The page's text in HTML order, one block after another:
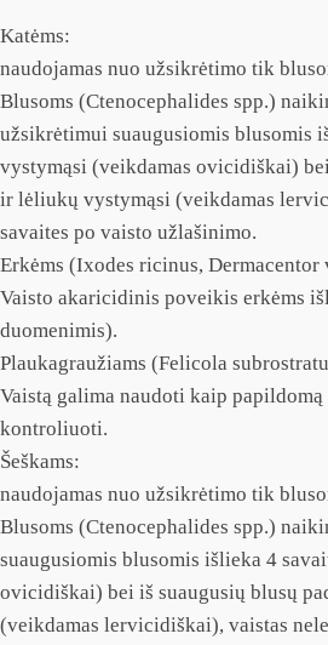
Katėms:
naudojamas nuo užsikrėtimo tik
Blusoms (Ctenocephalides spp.)
užsikrėtimui suaugusiomis blusomis
vystymąsi (veikdamas ovicidiškai)
ir lėliukų vystymąsi (veikdamas
savaites po vaisto užlašinimo.
Erkėms (Ixodes ricinus,
Vaisto akaricidinis poveikis erkėms
duomenimis).
Plaukagraužiams (Felicola
Vaistą galima naudoti kaip
kontroliuoti.
Šeškams:
naudojamas nuo užsikrėtimo tik
Blusoms (Ctenocephalides spp.)
suaugusiomis blusomis išlieka 4
ovicidiškai) bei iš suaugusių blusų
(veikdamas lervicidiškai), vaistas